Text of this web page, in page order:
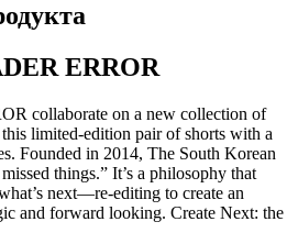
ERROR
collaborate on a new collection of
limited-edition pair of shorts with a
Founded in 2014, The South Korean
things.” It’s a philosophy that
next—re-editing to create an
and forward looking. Create Next: the